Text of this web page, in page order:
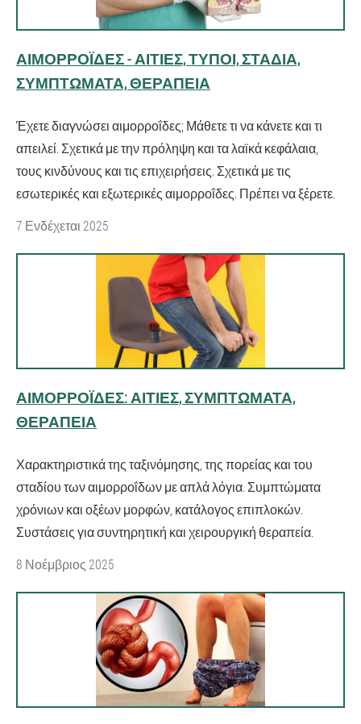
ΑΙΜΟΡΡΟΪ́ΔΕΣ - ΑΙΤΊΕΣ, ΤΎΠΟΙ, ΣΤΆΔΙΑ,
ΣΥΜΠΤΏΜΑΤΑ, ΘΕΡΑΠΕΊΑ
Έχετε διαγνώσει αιμορροΐδες; Μάθετε τι να κάνετε και τι
απειλεί. Σχετικά με την πρόληψη και τα λαϊκά κεφάλαια,
τους κινδύνους και τις επιχειρήσεις. Σχετικά με τις
εσωτερικές και εξωτερικές αιμορροΐδες. Πρέπει να ξέρετε.
7 Ενδέχεται 2025
ΑΙΜΟΡΡΟΪ́ΔΕΣ: ΑΙΤΊΕΣ, ΣΥΜΠΤΏΜΑΤΑ,
ΘΕΡΑΠΕΊΑ
Χαρακτηριστικά της ταξινόμησης, της πορείας και του
σταδίου των αιμορροΐδων με απλά λόγια. Συμπτώματα
χρόνιων και οξέων μορφών, κατάλογος επιπλοκών.
Συστάσεις για συντηρητική και χειρουργική θεραπεία.
8 Νοέμβριος 2025